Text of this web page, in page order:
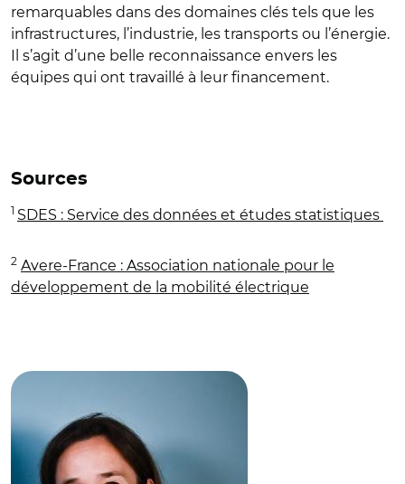
remarquables dans des domaines clés tels que les
infrastructures, l’industrie, les transports ou l’énergie.
Il s’agit d’une belle reconnaissance envers les
équipes qui ont travaillé à leur financement.
Sources
1 SDES : Service des données et études statistiques
2 Avere-France : Association nationale pour le
développement de la mobilité électrique